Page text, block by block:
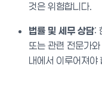
것은 위험합니다.
법률 및 세무 상담:
또는 관련 전문가
내에서 이루어져야